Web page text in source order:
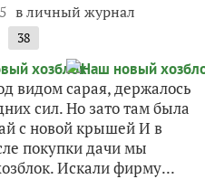
в личный журнал
38
видом сарая, держалось
сил. Но зато там была
с новой крышей И в
покупки дачи мы
Искали фирму...